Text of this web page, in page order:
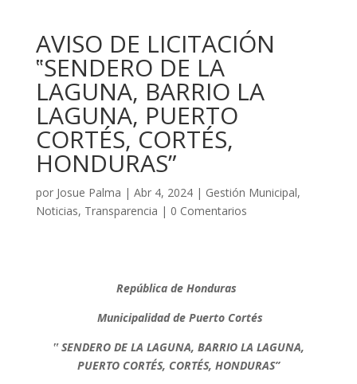
AVISO DE LICITACIÓN
‟SENDERO DE LA
LAGUNA, BARRIO LA
LAGUNA, PUERTO
CORTÉS, CORTÉS,
HONDURAS”
por Josue Palma | Abr 4, 2024| Gestión Municipal,
Noticias, Transparencia | 0 Comentarios
República de Honduras
Municipalidad de Puerto Cortés
‟ SENDERO DE LA LAGUNA, BARRIO LA LAGUNA,
PUERTO CORTÉS, CORTÉS, HONDURAS”